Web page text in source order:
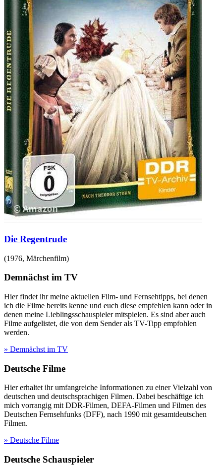
Die Regentrude
(1976, Märchenfilm)
Demnächst im TV
Hier findet ihr meine aktuellen Film- und Fernsehtipps, bei denen
ich die Filme bereits kenne und euch diese empfehlen kann oder in
denen meine Lieblingsschauspieler mitspielen. Es sind aber auch
Filme aufgelistet, die von dem Sender als TV-Tipp empfohlen
werden.
» Demnächst im TV
Deutsche Filme
Hier erhaltet ihr umfangreiche Informationen zu einer Vielzahl von
deutschen und deutschsprachigen Filmen. Dabei beschäftige ich
mich vorrangig mit DDR-Filmen, DEFA-Filmen und Filmen des
Deutschen Fernsehfunks (DFF), nach 1990 mit gesamtdeutschen
Filmen.
» Deutsche Filme
Deutsche Schauspieler